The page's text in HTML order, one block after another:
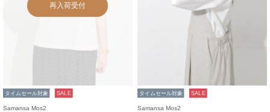
再入荷受付
タイムセール対象 SALE
Samansa Mos2
タイムセール対象 SALE
Samansa Mos2